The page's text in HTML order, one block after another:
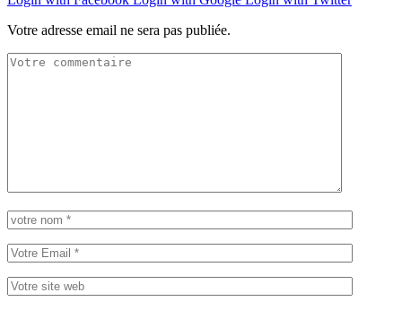
Votre adresse email ne sera pas publiée.